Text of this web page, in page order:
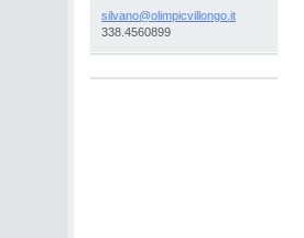
silvano@olimpicvillongo. it
338.4560899